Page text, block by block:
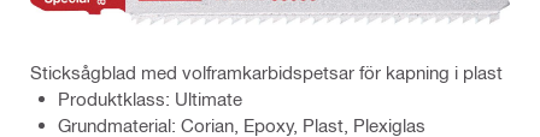
Sticksågblad med volframkarbidspetsar för kapning i plast
Produktklass: Ultimate
Grundmaterial: Corian, Epoxy, Plast, Plexiglas